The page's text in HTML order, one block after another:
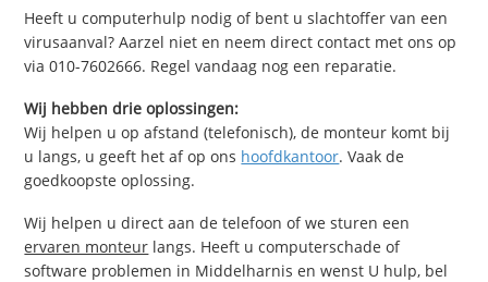
Heeft u computerhulp nodig of bent u slachtoffer van een
virusaanval? Aarzel niet en neem direct contact met ons op
via 010-7602666. Regel vandaag nog een reparatie.
Wij hebben drie oplossingen:
Wij helpen u op afstand (telefonisch), de monteur komt bij
u langs, u geeft het af op ons hoofdkantoor. Vaak de
goedkoopste oplossing.
Wij helpen u direct aan de telefoon of we sturen een
ervaren monteur langs. Heeft u computerschade of
software problemen in Middelharnis en wenst U hulp, bel